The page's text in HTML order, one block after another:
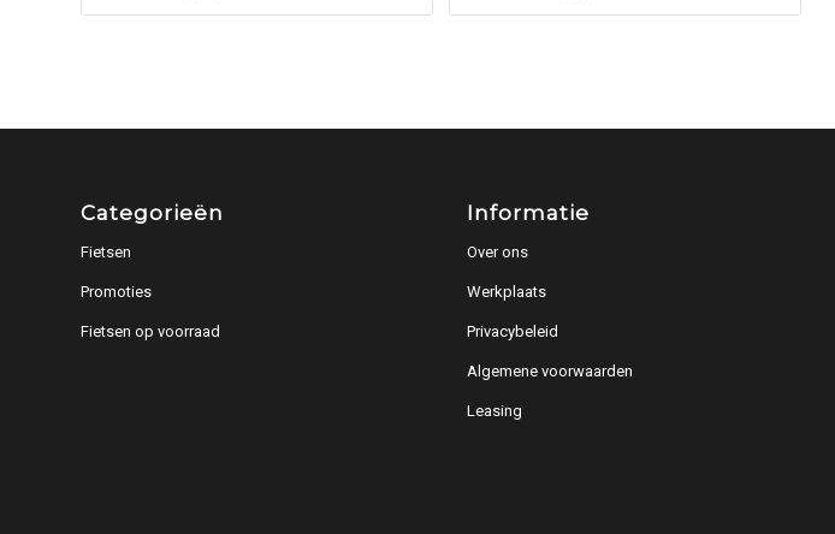
Categorieën
Fietsen
Promoties
Fietsen op voorraad
Informatie
Over ons
Werkplaats
Privacybeleid
Algemene voorwaarden
Leasing